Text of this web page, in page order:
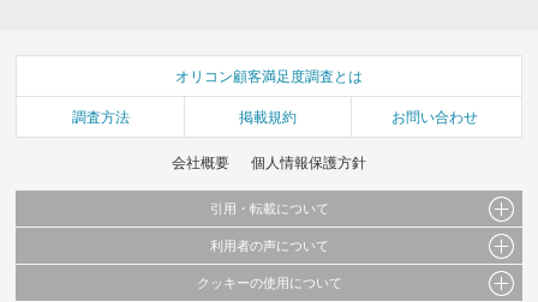
オリコン顧客満足度調査とは
調査方法 掲載規約 お問い合わせ
会社概要 個人情報保護方針
引用・転載について
当サイトで公開されている情報（文字、写真、イラスト、画像データ等）及びこれらの配
これらの情報を権利者の許可なく無断転載・複製などの二次利用を行うことは固く禁じて
利用者の声について
当サイトに掲載している内容はすべてサービスの利用者が提出された見解・感想です。
クッキーの使用について